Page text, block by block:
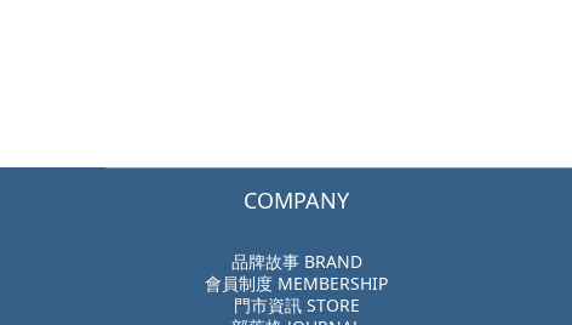
COMPANY
品牌故事 BRAND
會員制度 MEMBERSHIP
門市資訊 STORE